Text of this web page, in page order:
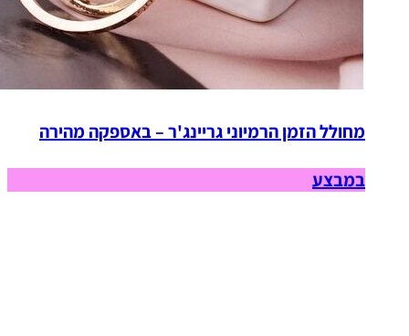
מחולל הזמן הרמיוני גריינג'ר – באספקה מהירה
במבצע